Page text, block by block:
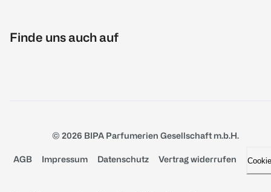
Finde uns auch auf
© 2026 BIPA Parfumerien Gesellschaft m.b.H.
AGB Impressum Datenschutz Vertrag widerrufen